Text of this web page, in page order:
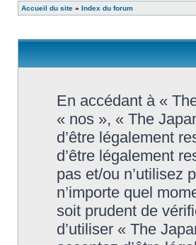
Accueil du site » Index du forum
En accédant à «
« nos », « The
d’être légalement
d’être légalement
pas et/ou n’utilisez
n’importe quel
soit prudent de
d’utiliser « The